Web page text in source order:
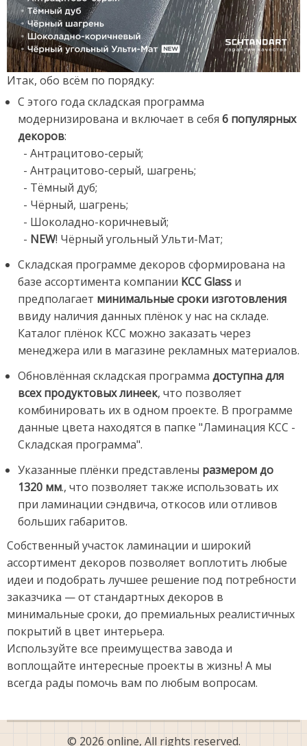
Итак, обо всём по порядку:
С этого года складская программа
модернизирована и включает в себя 6 популярных
декоров:
- Антрацитово-серый;
- Антрацитово-серый, шагрень;
- Тёмный дуб;
- Чёрный, шагрень;
- Шоколадно-коричневый;
- NEW! Чёрный угольный Ульти-Мат;
Складская программе декоров сформирована на
базе ассортимента компании KCC Glass и
предполагает минимальные сроки изготовления
ввиду наличия данных плёнок у нас на складе.
Каталог плёнок KCC можно заказать через
менеджера или в магазине рекламных материалов.
Обновлённая складская программа доступна для
всех продуктовых линеек, что позволяет
комбинировать их в одном проекте. В программе
данные цвета находятся в папке "Ламинация KCC -
Складская программа".
Указанные плёнки представлены размером до
1320 мм., что позволяет также использовать их
при ламинации сэндвича, откосов или отливов
больших габаритов.
Собственный участок ламинации и широкий
ассортимент декоров позволяет воплотить любые
идеи и подобрать лучшее решение под потребности
заказчика — от стандартных декоров в
минимальные сроки, до премиальных реалистичных
покрытий в цвет интерьера.
Используйте все преимущества завода и
воплощайте интересные проекты в жизнь! А мы
всегда рады помочь вам по любым вопросам.
© 2026 online, All rights reserved.